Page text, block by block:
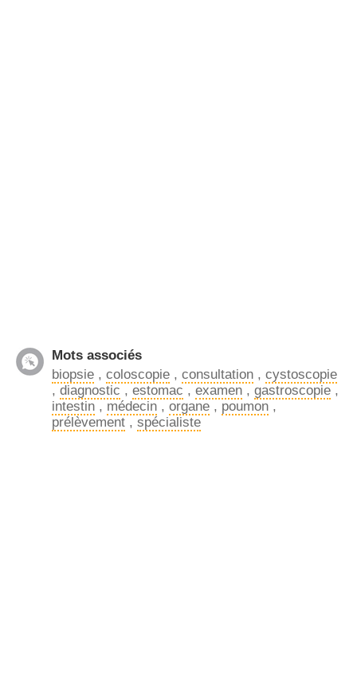
Mots associés
biopsie , coloscopie , consultation , cystoscopie
, diagnostic , estomac , examen , gastroscopie ,
intestin , médecin , organe , poumon ,
prélèvement , spécialiste